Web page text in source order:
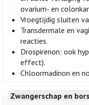
ovarium- en
Vroegtijdig sluiten
Transdermale en
reacties.
Drospirenon: ook
effect).
Chloormadinon en
Zwangerschap en